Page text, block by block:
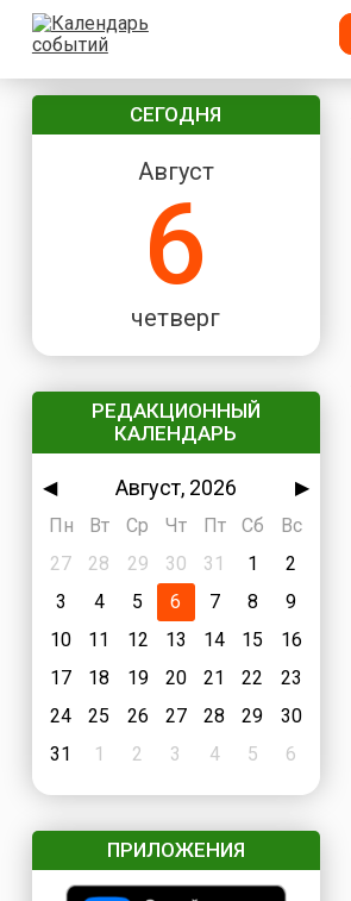
СЕГОДНЯ
Август
6
четверг
РЕДАКЦИОННЫЙ
КАЛЕНДАРЬ
◀ Август, 2026
▶
Пн
Вт Ср Чт Пт Сб
Вс
27
28 29 30 31 1
2
3
4 5 6 7 8
9
10
11 12 13 14 15
16
17
18 19 20 21 22
23
24
25 26 27 28 29
30
31
1 2 3 4 5 6
ПРИЛОЖЕНИЯ